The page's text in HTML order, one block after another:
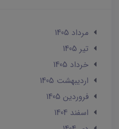
مرداد 1405
تير 1405
خرداد 1405
ارديبهشت 1405
فروردین 1405
اسفند 1404